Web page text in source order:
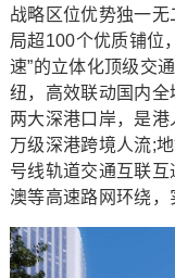
战略区位优势独一
局超100个优质铺位
速”的立体化顶级交
纽，高效联动国内
两大深港口岸，是
万级深港跨境人流;
号线轨道交通互联
澳等高速路网环绕，